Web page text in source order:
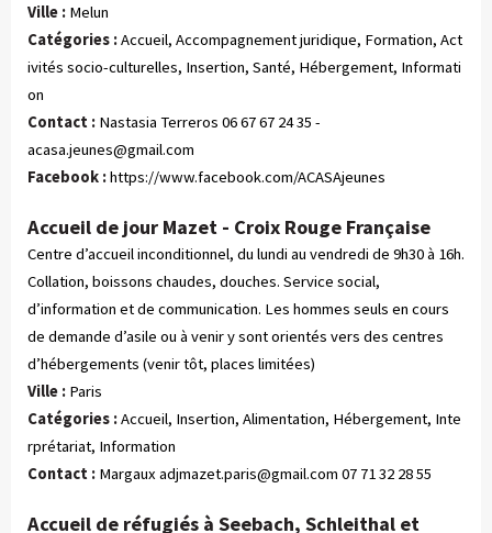
Ville : Melun
Catégories : Accueil, Accompagnement juridique, Formation, Act
ivités socio-culturelles, Insertion, Santé, Hébergement, Informati
on
Contact : Nastasia Terreros 06 67 67 24 35 -
acasa.jeunes@gmail.com
Facebook :https://www.facebook.com/ACASAjeunes
Accueil de jour Mazet - Croix Rouge Française
Centre d’accueil inconditionnel, du lundi au vendredi de 9h30 à 16h.
Collation, boissons chaudes, douches. Service social,
d’information et de communication. Les hommes seuls en cours
de demande d’asile ou à venir y sont orientés vers des centres
d’hébergements (venir tôt, places limitées)
Ville : Paris
Catégories : Accueil, Insertion, Alimentation, Hébergement, Inte
rprétariat, Information
Contact : Margaux adjmazet.paris@gmail.com 07 71 32 28 55
Accueil de réfugiés à Seebach, Schleithal et